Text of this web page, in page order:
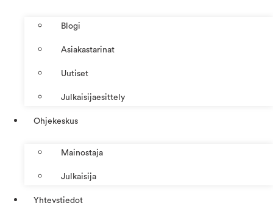
Blogi
Asiakastarinat
Uutiset
Julkaisijaesittely
Ohjekeskus
Mainostaja
Julkaisija
Yhteystiedot